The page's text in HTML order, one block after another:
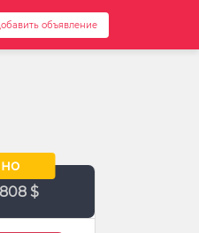
объявление
808 $